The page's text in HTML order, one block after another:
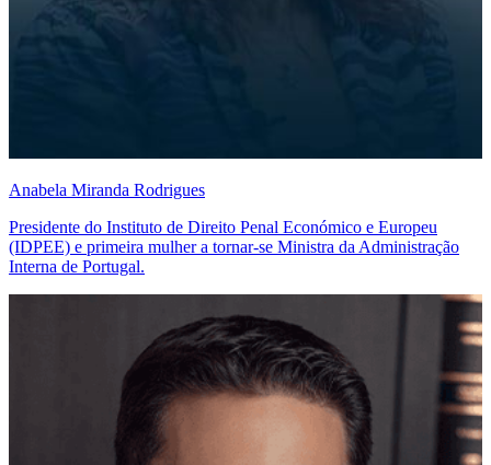
Anabela Miranda Rodrigues
Presidente do Instituto de Direito Penal Económico e Europeu
(IDPEE) e primeira mulher a tornar-se Ministra da Administração
Interna de Portugal.